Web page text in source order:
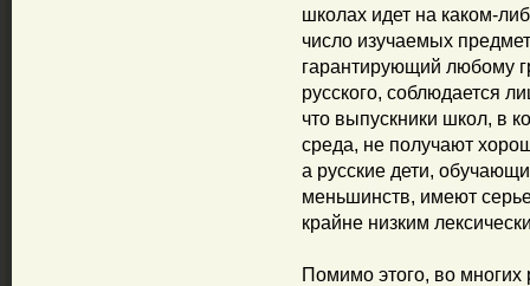
школах идет на каком-
число изучаемых
гарантирующий любому
русского, соблюдается
что выпускники школ, в
среда, не получают
а русские дети,
меньшинств, имеют
крайне низким
Помимо этого, во многих